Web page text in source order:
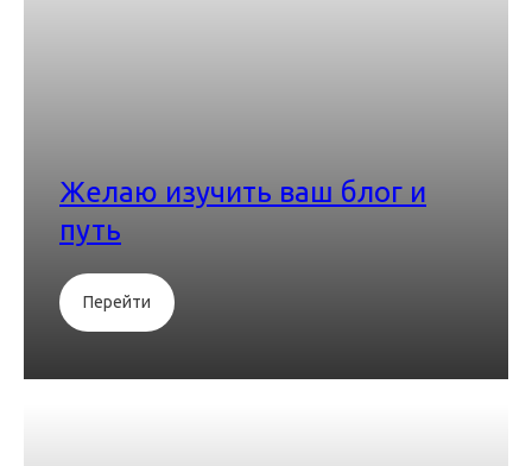
Желаю изучить ваш блог и
путь
Перейти